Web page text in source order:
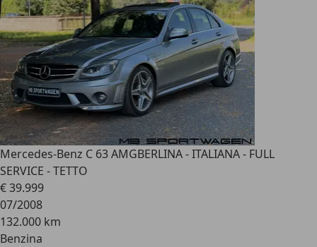
Mercedes-Benz C 63 AMGBERLINA - ITALIANA - FULL
SERVICE - TETTO
€ 39.999
07/2008
132.000 km
Benzina